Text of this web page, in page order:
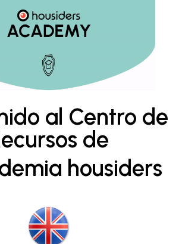
al Centro de
de
housiders